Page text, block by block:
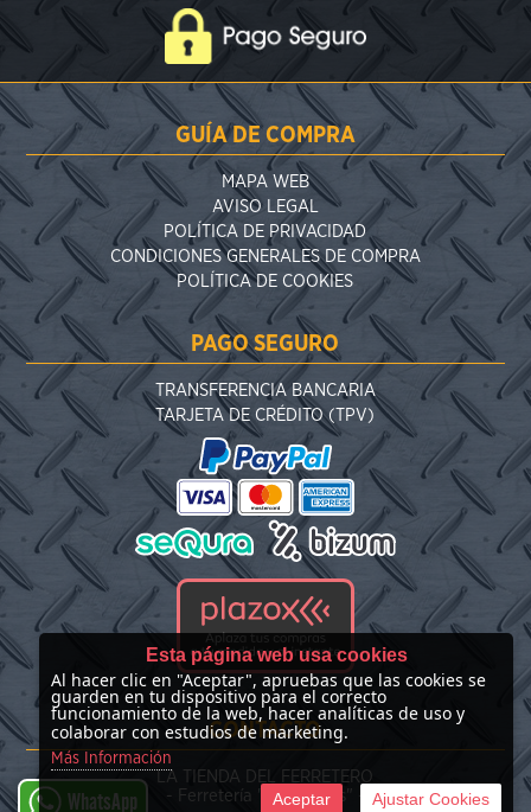
GUÍA DE COMPRA
MAPA WEB
AVISO LEGAL
POLÍTICA DE PRIVACIDAD
CONDICIONES GENERALES DE COMPRA
POLÍTICA DE COOKIES
PAGO SEGURO
TRANSFERENCIA BANCARIA
TARJETA DE CRÉDITO (TPV)
CONTACTO
LA TIENDA DEL FERRETERO
- Ferretería "Las Nieves" -
WhatsApp
Esta página web usa cookies
Al hacer clic en "Aceptar", apruebas que las cookies se
guarden en tu dispositivo para el correcto
funcionamiento de la web, hacer analíticas de uso y
colaborar con estudios de marketing.
Más Información
Aceptar Ajustar Cookies